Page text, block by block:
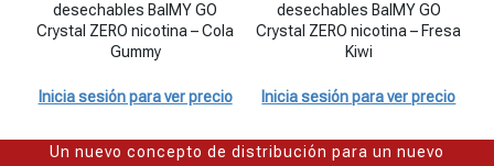
desechables BalMY GO
Crystal ZERO nicotina – Cola
Gummy
Inicia sesión para ver precio
desechables BalMY GO
Crystal ZERO nicotina – Fresa
Kiwi
Inicia sesión para ver precio
Un nuevo concepto de distribución para un nuevo